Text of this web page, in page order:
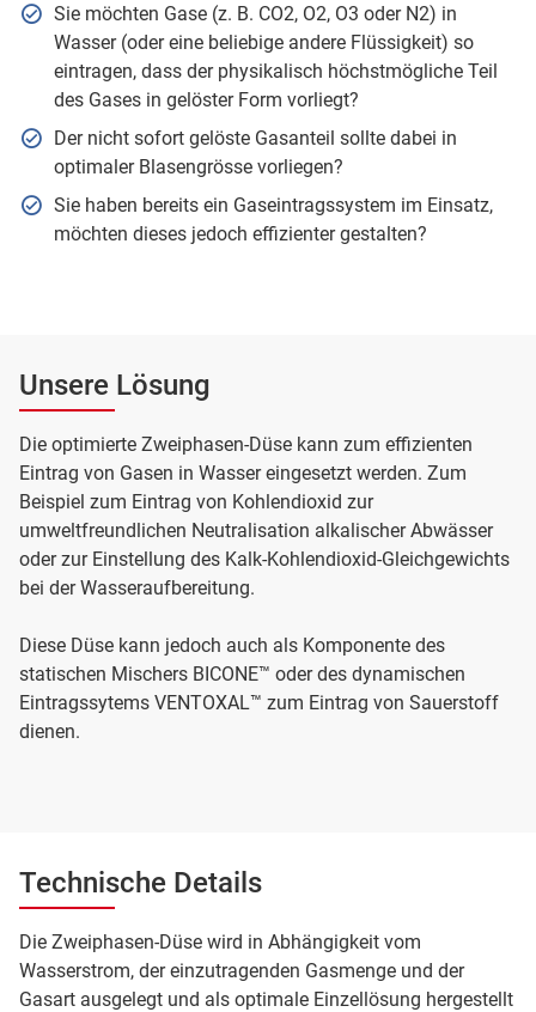
Sie möchten Gase (z. B. CO2, O2, O3 oder N2) in
Wasser (oder eine beliebige andere Flüssigkeit) so
eintragen, dass der physikalisch höchstmögliche Teil
des Gases in gelöster Form vorliegt?
Der nicht sofort gelöste Gasanteil sollte dabei in
optimaler Blasengrösse vorliegen?
Sie haben bereits ein Gaseintragssystem im Einsatz,
möchten dieses jedoch effizienter gestalten?
Unsere Lösung
Die optimierte Zweiphasen-Düse kann zum effizienten
Eintrag von Gasen in Wasser eingesetzt werden. Zum
Beispiel zum Eintrag von Kohlendioxid zur
umweltfreundlichen Neutralisation alkalischer Abwässer
oder zur Einstellung des Kalk-Kohlendioxid-Gleichgewichts
bei der Wasseraufbereitung.
Diese Düse kann jedoch auch als Komponente des
statischen Mischers BICONE™ oder des dynamischen
Eintragssytems VENTOXAL™ zum Eintrag von Sauerstoff
dienen.
Technische Details
Die Zweiphasen-Düse wird in Abhängigkeit vom
Wasserstrom, der einzutragenden Gasmenge und der
Gasart ausgelegt und als optimale Einzellösung hergestellt